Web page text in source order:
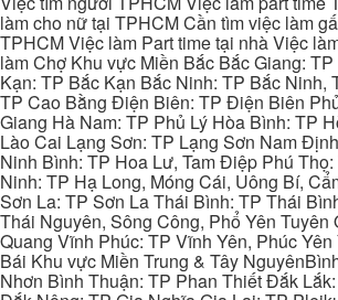
làm cho nữ tại TPHCM Cần tìm việc làm
TPHCM Việc làm Part time tại nhà Việc
làm Chợ Khu vực Miền Bắc Bắc Giang:
Kạn: TP Bắc Kạn Bắc Ninh: TP Bắc Ninh,
TP Cao Bằng Điện Biên: TP Điện Biên
Giang Hà Nam: TP Phủ Lý Hòa Bình: TP
Lào Cai Lạng Sơn: TP Lạng Sơn Nam
Ninh Bình: TP Hoa Lư, Tam Điệp Phú
Ninh: TP Hạ Long, Móng Cái, Uông Bí,
Sơn La: TP Sơn La Thái Bình: TP Thái
Thái Nguyên, Sông Công, Phổ Yên Tuyên
Quang Vĩnh Phúc: TP Vĩnh Yên, Phúc
Bái Khu vực Miền Trung & Tây
Nhơn Bình Thuận: TP Phan Thiết Đắk